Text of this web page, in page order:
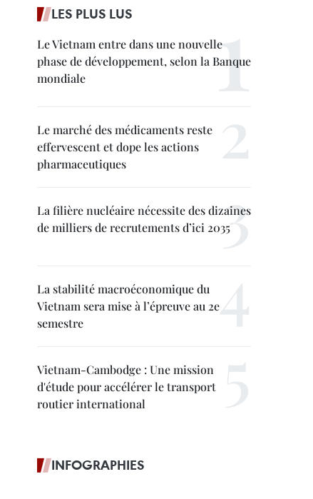
LES PLUS LUS
Le Vietnam entre dans une nouvelle
phase de développement, selon la Banque
mondiale
Le marché des médicaments reste
effervescent et dope les actions
pharmaceutiques
La filière nucléaire nécessite des dizaines
de milliers de recrutements d’ici 2035
La stabilité macroéconomique du
Vietnam sera mise à l’épreuve au 2e
semestre
Vietnam-Cambodge : Une mission
d'étude pour accélérer le transport
routier international
INFOGRAPHIES